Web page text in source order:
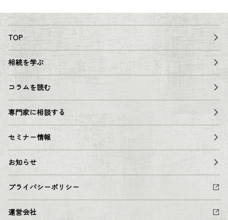
TOP
相続を学ぶ
コラムを読む
専門家に相談する
セミナー情報
お知らせ
プライバシーポリシー
運営会社